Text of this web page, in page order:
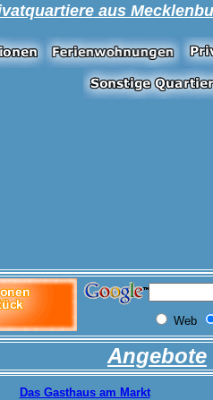
aus
Angebote
Das Gasthaus am Markt